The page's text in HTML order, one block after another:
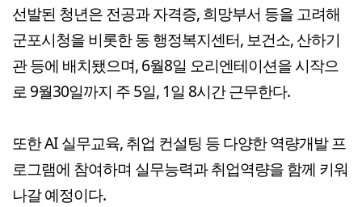
선발된 청년은 전공과 자격증, 희망부서 등을 고려해
군포시청을 비롯한 동 행정복지센터, 보건소, 산하기
관 등에 배치됐으며, 6월8일 오리엔테이션을 시작으
로 9월30일까지 주 5일, 1일 8시간 근무한다.
또한 AI 실무교육, 취업 컨설팅 등 다양한 역량개발 프
로그램에 참여하며 실무능력과 취업역량을 함께 키워
나갈 예정이다.